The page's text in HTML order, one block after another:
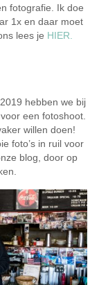
fotografie. Ik doe
1x en daar moet
lees je HIER.
hebben we bij
een fotoshoot.
willen doen!
foto’s in ruil voor
blog, door op